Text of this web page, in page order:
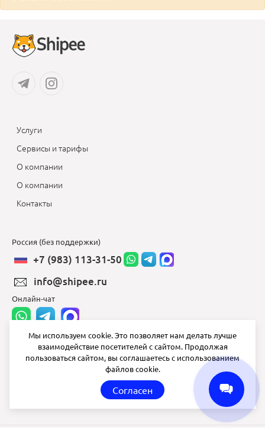
Услуги
Сервисы и тарифы
О компании
О компании
Контакты
Россия (без поддержки)
+7 (983) 113-31-50
info@shipee.ru
Онлайн-чат
info@shipee.ru
СБ ВС выходной
Мы используем cookie. Это позволяет нам делать лучше
взаимодействие посетителей с сайтом. Продолжая
пользоваться сайтом, вы соглашаетесь с использованием
файлов cookie.
Согласен